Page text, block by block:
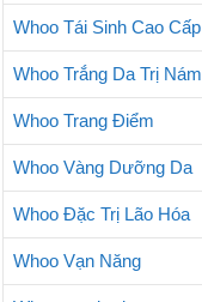
Whoo Tái Sinh Cao Cấp
Whoo Trắng Da Trị Nám
Whoo Trang Điểm
Whoo Vàng Dưỡng Da
Whoo Đặc Trị Lão Hóa
Whoo Vạn Năng